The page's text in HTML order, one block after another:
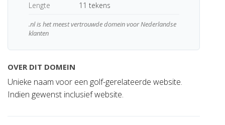
Lengte
11 tekens
.nl is het meest vertrouwde domein voor Nederlandse
klanten
OVER DIT DOMEIN
Unieke naam voor een golf-gerelateerde website.
Indien gewenst inclusief website.